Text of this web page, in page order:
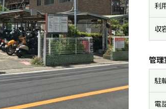
利
収
管理
駐
電